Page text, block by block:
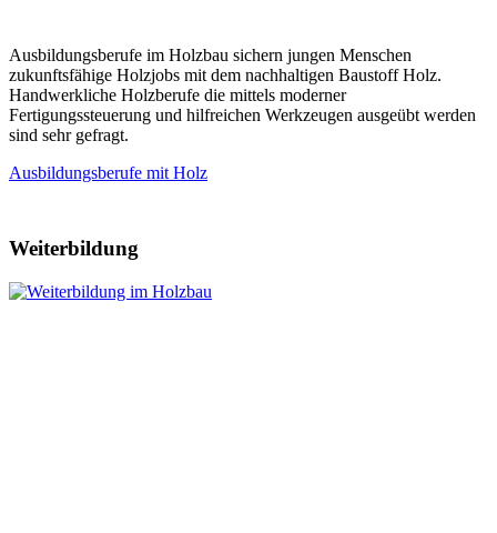
Ausbildungsberufe im Holzbau sichern jungen Menschen
zukunftsfähige Holzjobs mit dem nachhaltigen Baustoff Holz.
Handwerkliche Holzberufe die mittels moderner
Fertigungssteuerung und hilfreichen Werkzeugen ausgeübt werden
sind sehr gefragt.
Ausbildungsberufe mit Holz
Weiterbildung